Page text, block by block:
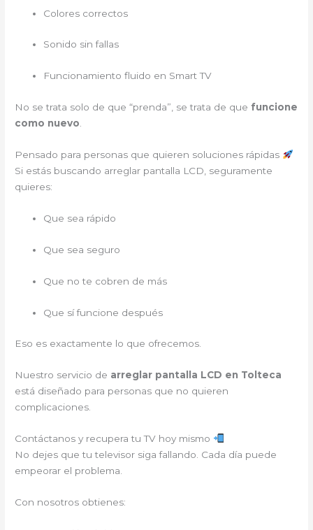
Colores correctos
Sonido sin fallas
Funcionamiento fluido en Smart TV
No se trata solo de que “prenda”, se trata de que funcione
como nuevo
Pensado para personas que quieren soluciones rápidas
Si estás buscando arreglar pantalla LCD, seguramente
quieres:
Que sea rápido
Que sea seguro
Que no te cobren de más
Que sí funcione después
Eso es exactamente lo que ofrecemos.
Nuestro servicio de arreglar pantalla LCD en Tolteca
está diseñado para personas que no quieren
complicaciones.
Contáctanos y recupera tu TV hoy mismo
No dejes que tu televisor siga fallando. Cada día puede
empeorar el problema.
Con nosotros obtienes: